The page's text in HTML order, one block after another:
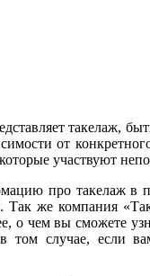
такелаж,
от
участвуют
про такелаж в
же компания
о чем вы сможете
том случае, если